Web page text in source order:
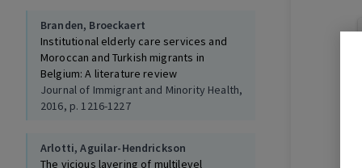
Branden, Broeckaert
Institutional elderly care services and
Moroccan and Turkish migrants in
Belgium: A literature review
Journal of Immigrant and Minority Health,
2016, p. 1216-1227
Arlotti,Aguilar-Hendrickson
The vicious layering of multilevel